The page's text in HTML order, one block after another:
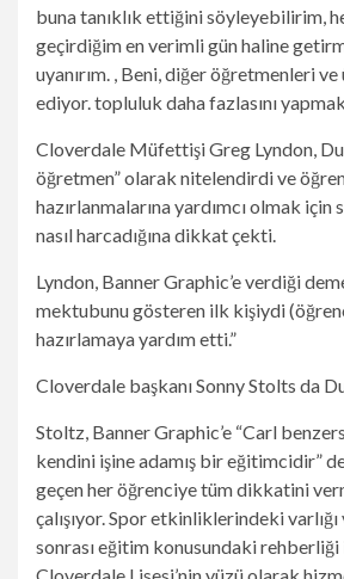
buna tanıklık ettiğini söyleyebilirim,
geçirdiğim en verimli gün haline
uyanırım. , Beni, diğer öğretmenleri
ediyor. topluluk daha fazlasını
Cloverdale Müfettişi Greg Lyndon,
öğretmen” olarak nitelendirdi ve
hazırlanmalarına yardımcı olmak için
nasıl harcadığına dikkat çekti.
Lyndon, Banner Graphic’e verdiği
mektubunu gösteren ilk kişiydi
hazırlamaya yardım etti.”
Cloverdale başkanı Sonny Stolts da
Stoltz, Banner Graphic’e “Carl
kendini işine adamış bir eğitimcidir”
geçen her öğrenciye tüm dikkatini
çalışıyor. Spor etkinliklerindeki
sonrası eğitim konusundaki rehberliği